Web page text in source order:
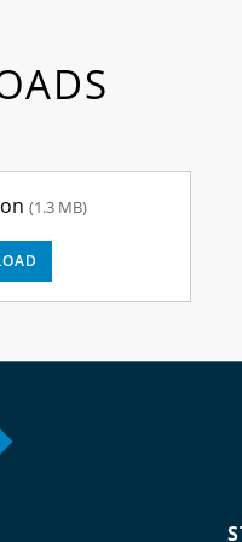
(1.3 MB)